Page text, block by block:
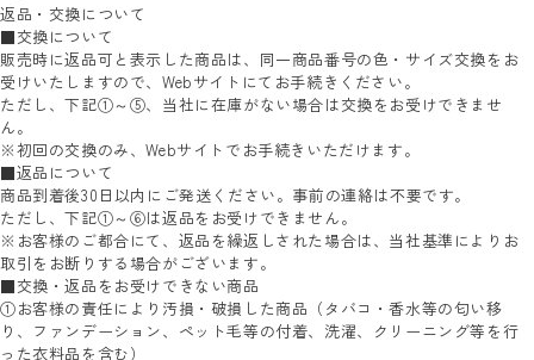
返品・交換について
■交換について
販売時に返品可と表示した商品は、同一商品番号の色・サイズ交換をお
受けいたしますので、Webサイトにてお手続きください。
ただし、下記①～⑤、当社に在庫がない場合は交換をお受けできませ
ん。
※初回の交換のみ、Webサイトでお手続きいただけます。
■返品について
商品到着後30日以内にご発送ください。事前の連絡は不要です。
ただし、下記①～⑥は返品をお受けできません。
※お客様のご都合にて、返品を繰返しされた場合は、当社基準によりお
取引をお断りする場合がございます。
■交換・返品をお受けできない商品
①お客様の責任により汚損・破損した商品（タバコ・香水等の匂い移
り、ファンデーション、ペット毛等の付着、洗濯、クリーニング等を行
った衣料品を含む）